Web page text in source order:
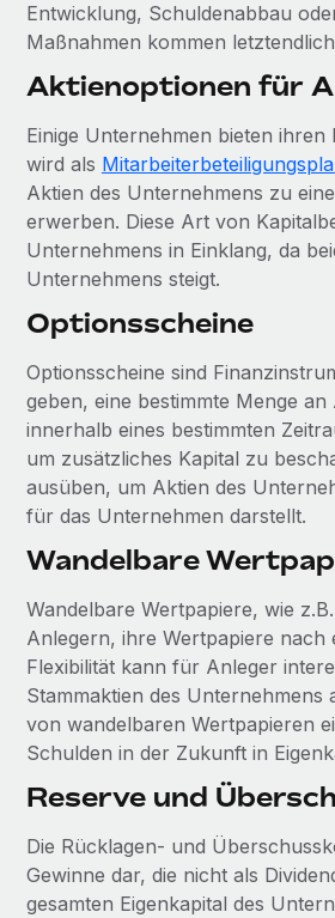
Entwicklung, Schuldenabbau
Maßnahmen kommen
Aktienoptionen für
Einige Unternehmen bieten
wird als
Aktien des Unternehmens zu
erwerben. Diese Art von
Unternehmens in Einklang, da
Unternehmens steigt.
Optionsscheine
Optionsscheine sind
geben, eine bestimmte Menge
innerhalb eines bestimmten
um zusätzliches Kapital zu
ausüben, um Aktien des
für das Unternehmen darstellt.
Wandelbare
Wandelbare Wertpapiere, wie
Anlegern, ihre Wertpapiere nach
Flexibilität kann für Anleger
Stammaktien des
von wandelbaren Wertpapieren
Schulden in der Zukunft in
Reserve und
Die Rücklagen- und
Gewinne dar, die nicht als
gesamten Eigenkapital des